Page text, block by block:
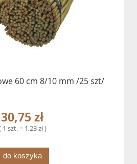
60 cm 8/10 mm /25 szt/
30,75 zł
1 szt. = 1,23 zł )
do koszyka